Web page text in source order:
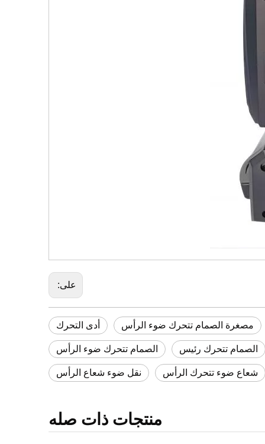
على:
أدى التحرك مصغرة الصمام تتحرك ضوء الرأس
الصمام تتحرك ضوء الرأس الصمام تتحرك رئيس
نقل ضوء شعاع الرأس شعاع ضوء تتحرك الرأس
منتجات ذات صله